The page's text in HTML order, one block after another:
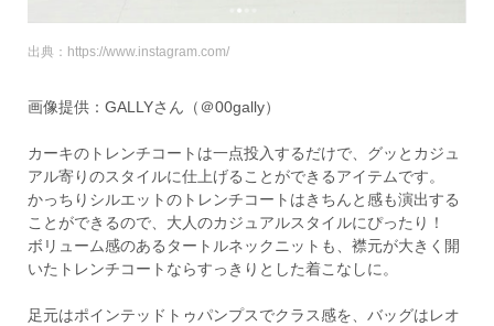
出典：https://www.instagram.com/
画像提供：GALLYさん（＠00gally）
カーキのトレンチコートは一点投入するだけで、グッとカジュ
アル寄りのスタイルに仕上げることができるアイテムです。
かっちりシルエットのトレンチコートはきちんと感も演出する
ことができるので、大人のカジュアルスタイルにぴったり！
ボリューム感のあるタートルネックニットも、襟元が大きく開
いたトレンチコートならすっきりとした着こなしに。
足元はポインテッドトゥパンプスでクラス感を、バッグはレオ